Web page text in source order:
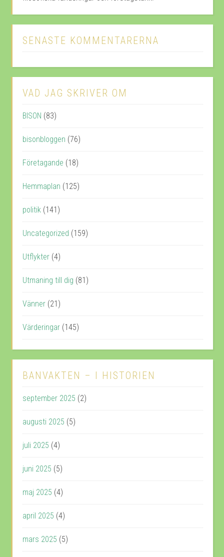
SENASTE KOMMENTARERNA
VAD JAG SKRIVER OM
BISON (83)
bisonbloggen (76)
Företagande (18)
Hemmaplan (125)
politik (141)
Uncategorized (159)
Utflykter (4)
Utmaning till dig (81)
Vänner (21)
Värderingar (145)
BANVAKTEN – I HISTORIEN
september 2025 (2)
augusti 2025 (5)
juli 2025 (4)
juni 2025 (5)
maj 2025 (4)
april 2025 (4)
mars 2025 (5)